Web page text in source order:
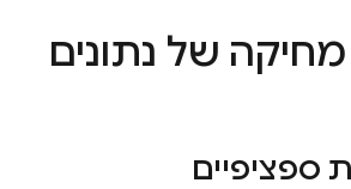
מחיקה של נתונים
ספציפיים